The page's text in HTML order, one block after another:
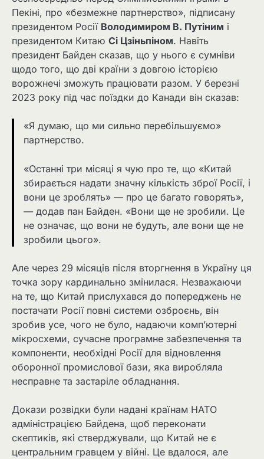
Пекіні, про «безмежне партнерство», підписану
президентом Росії Володимиром В. Путіним і
президентом Китаю Сі Цзіньпіном. Навіть
президент Байден сказав, що у нього є сумніви
щодо того, що дві країни з довгою історією
ворожнечі зможуть працювати разом. У березні
2023 року під час поїздки до Канади він сказав:
«Я думаю, що ми сильно перебільшуємо»
партнерство.
«Останні три місяці я чую про те, що «Китай
збирається надати значну кількість зброї Росії, і
вони це зроблять» — про це багато говорять»,
— додав пан Байден. «Вони ще не зробили. Це
не означає, що вони не будуть, але вони ще не
зробили цього».
Але через 29 місяців після вторгнення в Україну ця
точка зору кардинально змінилася. Незважаючи
на те, що Китай прислухався до попереджень не
постачати Росії повні системи озброєнь, він
зробив усе, чого не було, надаючи комп’ютерні
мікросхеми, сучасне програмне забезпечення та
компоненти, необхідні Росії для відновлення
оборонної промислової бази, яка виробляла
несправне та застаріле обладнання.
Докази розвідки були надані країнам НАТО
адміністрацією Байдена, щоб переконати
скептиків, які стверджували, що Китай не є
центральним гравцем у війні. Це вдалося, але